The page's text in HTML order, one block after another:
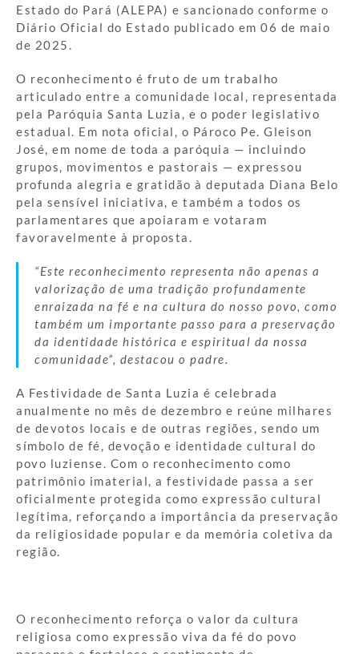
Estado do Pará (ALEPA) e sancionado conforme o
Diário Oficial do Estado publicado em 06 de maio
de 2025.
O reconhecimento é fruto de um trabalho
articulado entre a comunidade local, representada
pela Paróquia Santa Luzia, e o poder legislativo
estadual. Em nota oficial, o Pároco Pe. Gleison
José, em nome de toda a paróquia — incluindo
grupos, movimentos e pastorais — expressou
profunda alegria e gratidão à deputada Diana Belo
pela sensível iniciativa, e também a todos os
parlamentares que apoiaram e votaram
favoravelmente à proposta.
“Este reconhecimento representa não apenas a
valorização de uma tradição profundamente
enraizada na fé e na cultura do nosso povo, como
também um importante passo para a preservação
da identidade histórica e espiritual da nossa
comunidade”, destacou o padre.
A Festividade de Santa Luzia é celebrada
anualmente no mês de dezembro e reúne milhares
de devotos locais e de outras regiões, sendo um
símbolo de fé, devoção e identidade cultural do
povo luziense. Com o reconhecimento como
patrimônio imaterial, a festividade passa a ser
oficialmente protegida como expressão cultural
legítima, reforçando a importância da preservação
da religiosidade popular e da memória coletiva da
região.
O reconhecimento reforça o valor da cultura
religiosa como expressão viva da fé do povo